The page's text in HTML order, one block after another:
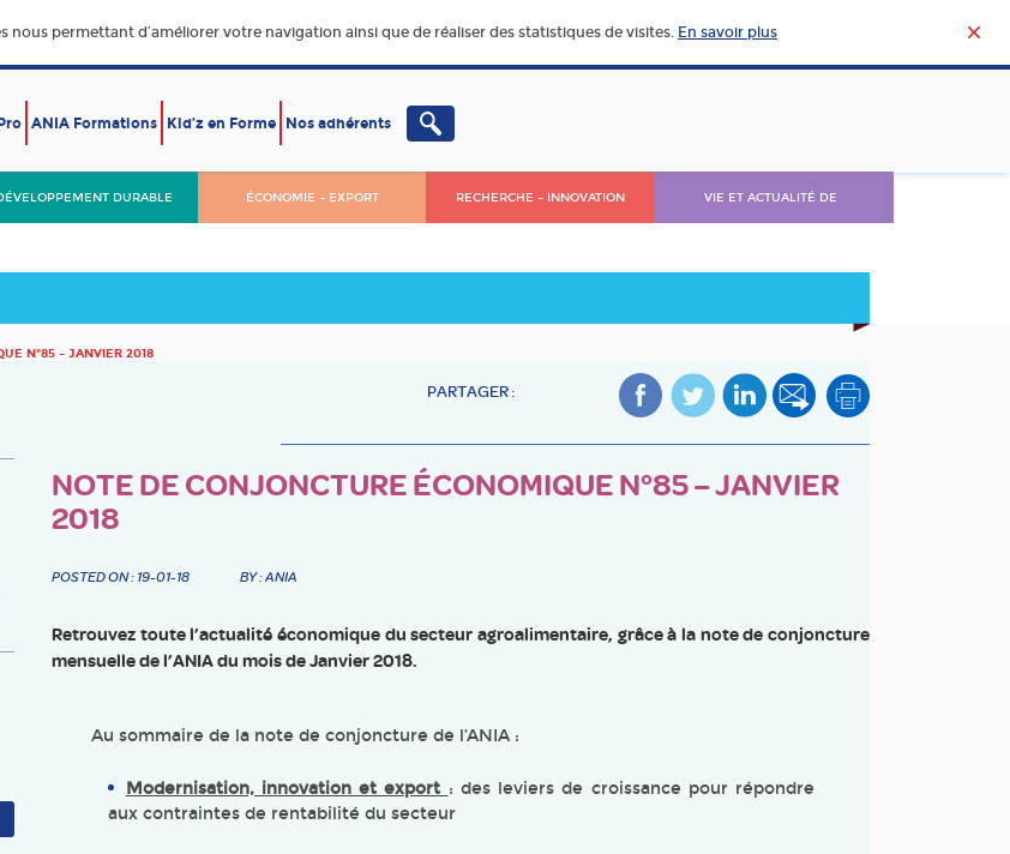
permettant d’améliorer votre navigation ainsi que de réaliser des statistiques de visites. En savoir plus
ANIA Formations Kid’z en Forme Nos adhérents
DURABLE ÉCONOMIE – EXPORT RECHERCHE – INNOVATION VIE ET ACTUALITÉ DE
N°85 – JANVIER 2018
PARTAGER :
NOTE DE CONJONCTURE ÉCONOMIQUE N°85 – JANVIER
2018
POSTED ON : 19-01-18 BY : ANIA
Retrouvez toute l’actualité économique du secteur agroalimentaire, grâce à la note de conjoncture
mensuelle de l’ANIA du mois de Janvier 2018.
Au sommaire de la note de conjoncture de l’ANIA :
Modernisation, innovation et export : des leviers de croissance pour répondre
aux contraintes de rentabilité du secteur